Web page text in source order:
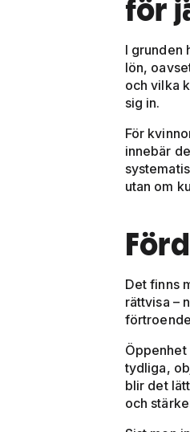
för
I grunden
lön,
och vilka
sig in.
För
innebär
utan om
Det finns
rättvisa –
tydliga,
blir det
och